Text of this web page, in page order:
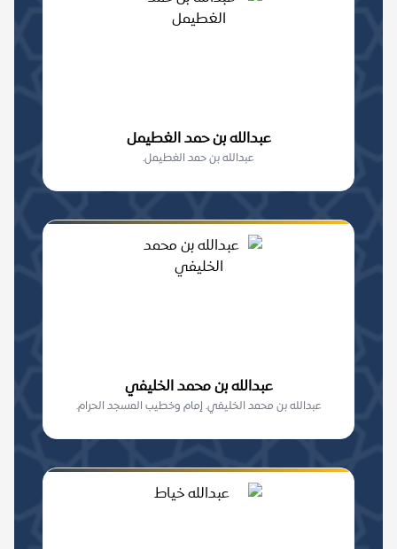
عبدالله بن حمد الغطيمل
عبدالله بن حمد الغطيمل.
عبدالله بن محمد الخليفي
عبدالله بن محمد الخليفي. إمام وخطيب المسجد الحرام.